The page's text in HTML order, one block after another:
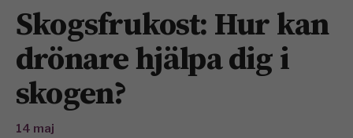
Skogsfrukost: Hur kan
drönare hjälpa dig i
skogen?
14 maj